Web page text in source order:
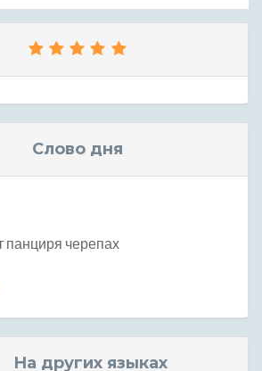
Слово дня
черепах
На других языках